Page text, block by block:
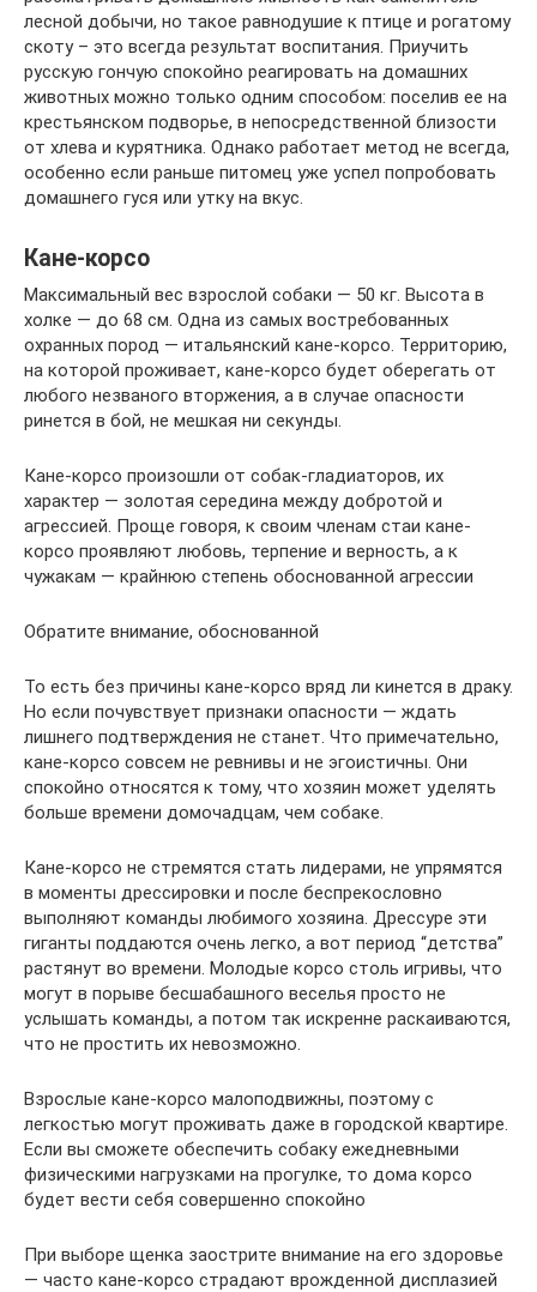
лесной добычи, но такое равнодушие к птице и рогатому
скоту – это всегда результат воспитания. Приучить
русскую гончую спокойно реагировать на домашних
животных можно только одним способом: поселив ее на
крестьянском подворье, в непосредственной близости
от хлева и курятника. Однако работает метод не всегда,
особенно если раньше питомец уже успел попробовать
домашнего гуся или утку на вкус.
Кане-корсо
Максимальный вес взрослой собаки — 50 кг. Высота в
холке — до 68 см. Одна из самых востребованных
охранных пород — итальянский кане-корсо. Территорию,
на которой проживает, кане-корсо будет оберегать от
любого незваного вторжения, а в случае опасности
ринется в бой, не мешкая ни секунды.
Кане-корсо произошли от собак-гладиаторов, их
характер — золотая середина между добротой и
агрессией. Проще говоря, к своим членам стаи кане-
корсо проявляют любовь, терпение и верность, а к
чужакам — крайнюю степень обоснованной агрессии
Обратите внимание, обоснованной
То есть без причины кане-корсо вряд ли кинется в драку.
Но если почувствует признаки опасности — ждать
лишнего подтверждения не станет. Что примечательно,
кане-корсо совсем не ревнивы и не эгоистичны. Они
спокойно относятся к тому, что хозяин может уделять
больше времени домочадцам, чем собаке.
Кане-корсо не стремятся стать лидерами, не упрямятся
в моменты дрессировки и после беспрекословно
выполняют команды любимого хозяина. Дрессуре эти
гиганты поддаются очень легко, а вот период “детства”
растянут во времени. Молодые корсо столь игривы, что
могут в порыве бесшабашного веселья просто не
услышать команды, а потом так искренне раскаиваются,
что не простить их невозможно.
Взрослые кане-корсо малоподвижны, поэтому с
легкостью могут проживать даже в городской квартире.
Если вы сможете обеспечить собаку ежедневными
физическими нагрузками на прогулке, то дома корсо
будет вести себя совершенно спокойно
При выборе щенка заострите внимание на его здоровье
— часто кане-корсо страдают врожденной дисплазией